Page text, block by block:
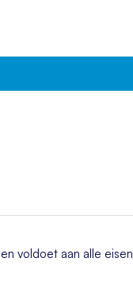
en voldoet aan alle eisen